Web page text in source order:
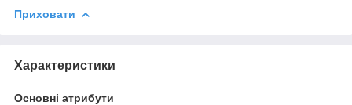
Приховати
Характеристики
Основні атрибути